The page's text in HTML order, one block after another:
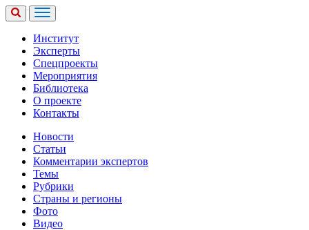
Институт
Эксперты
Спецпроекты
Мероприятия
Библиотека
О проекте
Контакты
Новости
Статьи
Комментарии экспертов
Темы
Рубрики
Страны и регионы
Фото
Видео